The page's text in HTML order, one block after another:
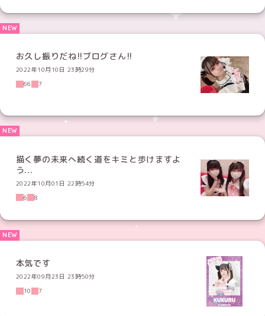
お久し振りだね!!ブログさん!!
2022年10月10日 23時29分
66
7
描く夢の未来へ続く道をキミと歩けますよ
う...
2022年10月01日 22時54分
6
8
本気です
2022年09月23日 23時50分
10
7